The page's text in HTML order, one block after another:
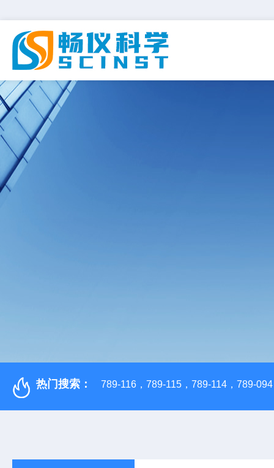
热门搜索： 789-116，789-115，789-114，789-